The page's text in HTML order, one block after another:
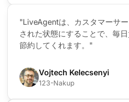
"LiveAgentは、カスタマーサ
された状態にすることで、毎
節約してくれます。"
Vojtech Kelecsenyi
123-Nakup